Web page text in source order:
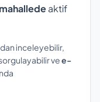
aktif
inceleyebilir,
vee-